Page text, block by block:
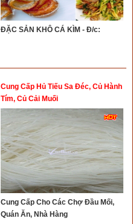
ĐẶC SẢN KHÔ CÁ KÌM - Đ/c:
Cung Cấp Hủ Tiếu Sa Đéc, Củ Hành
Tím, Củ Cải Muối
Cung Cấp Cho Các Chợ Đầu Mối,
Quán Ăn, Nhà Hàng